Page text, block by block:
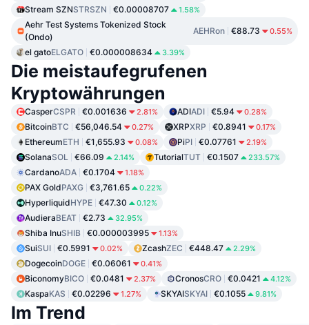
Stream SZNSTRSZN €0.00008707 1.58%
Aehr Test Systems Tokenized Stock
(Ondo)
AEHRon €88.73 0.55%
el gatoELGATO €0.000008634 3.39%
Die meistaufegrufenen
Kryptowährungen
CasperCSPR €0.001636 2.81% ADIADI €5.94 0.28%
BitcoinBTC €56,046.54 0.27% XRPXRP €0.8941 0.17%
EthereumETH €1,655.93 0.08% PiPI €0.07761 2.19%
SolanaSOL €66.09 2.14% TutorialTUT €0.1507 233.57%
CardanoADA €0.1704 1.18%
PAX GoldPAXG €3,761.65 0.22%
HyperliquidHYPE €47.30 0.12%
AudieraBEAT €2.73 32.95%
Shiba InuSHIB €0.000003995 1.13%
SuiSUI €0.5991 0.02% ZcashZEC €448.47 2.29%
DogecoinDOGE €0.06061 0.41%
BiconomyBICO €0.0481 2.37% CronosCRO €0.0421 4.12%
KaspaKAS €0.02296 1.27% SKYAISKYAI €0.1055 9.81%
Im Trend